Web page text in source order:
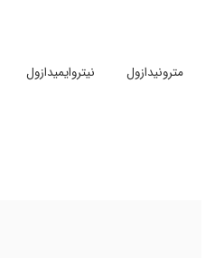
مترونیدازول نیتروایمیدازول